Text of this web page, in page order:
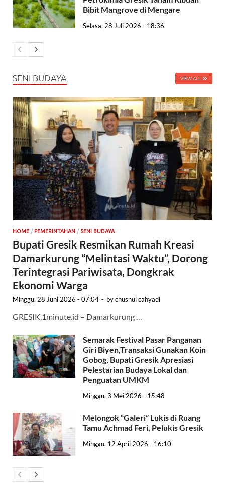
Bibit Mangrove di Mengare
Selasa, 28 Juli 2026 - 18:36
SENI BUDAYA VIEW ALL
HOME / PEMERINTAHAN / SENI BUDAYA
Bupati Gresik Resmikan Rumah Kreasi
Damarkurung “Melintasi Waktu”, Dorong
Terintegrasi Pariwisata, Dongkrak
Ekonomi Warga
Minggu, 28 Juni 2026 - 07:04 - bychusnul cahyadi
GRESIK,1minute.id – Damarkurung …
Semarak Festival Pasar Panganan
Giri Biyen,Transaksi Gunakan Koin
Gobog, Bupati Gresik Apresiasi
Pelestarian Budaya Lokal dan
Penguatan UMKM
Minggu, 3 Mei 2026 - 15:48
Melongok “Galeri” Lukis di Ruang
Tamu Achmad Feri, Pelukis Gresik
Minggu, 12 April 2026 - 16:10